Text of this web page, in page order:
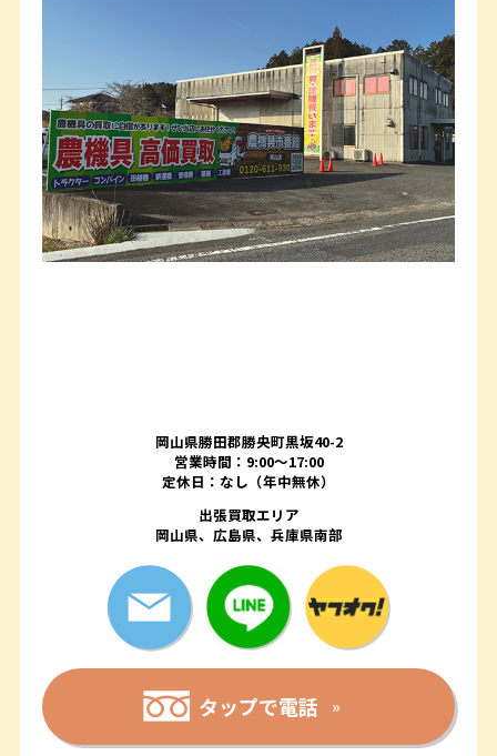
岡山県勝田郡勝央町黒坂40-2
営業時間：9:00～17:00
定休日：なし（年中無休）
出張買取エリア
岡山県、広島県、兵庫県南部
タップで電話